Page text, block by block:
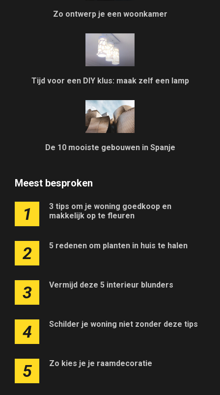
Zo ontwerp je een woonkamer
Tijd voor een DIY klus: maak zelf een lamp
De 10 mooiste gebouwen in Spanje
Meest besproken
1
3 tips om je woning goedkoop en
makkelijk op te fleuren
2 5 redenen om planten in huis te halen
3 Vermijd deze 5 interieur blunders
4 Schilder je woning niet zonder deze tips
5 Zo kies je je raamdecoratie